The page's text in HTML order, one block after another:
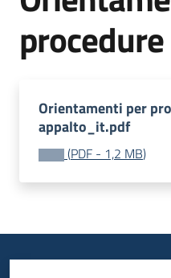
e
strategie
Opportunità
Progetti
attività
Orientamenti per
appalto_it.pdf
(PDF - 1,2 MB)